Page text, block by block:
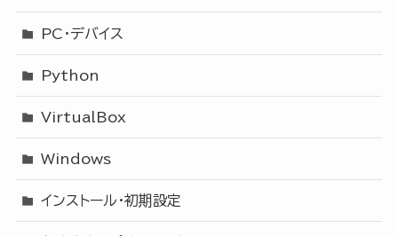
PC・デバイス
Python
VirtualBox
Windows
インストール・初期設定